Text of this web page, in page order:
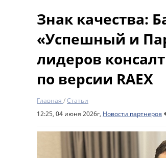
Знак качества:
«Успешный и
лидеров
по версии RAEX
Главная /Статьи
12:25, 04 июня 2026г, Новости партнеров